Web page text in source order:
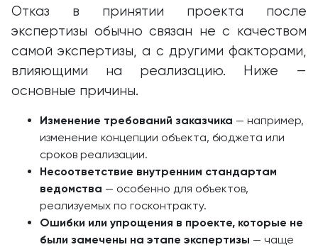
Отказ в принятии проекта после
экспертизы обычно связан не с качеством
самой экспертизы, а с другими факторами,
влияющими на реализацию. Ниже —
основные причины.
Изменение требований заказчика — например,
изменение концепции объекта, бюджета или
сроков реализации.
Несоответствие внутренним стандартам
ведомства — особенно для объектов,
реализуемых по госконтракту.
Ошибки или упрощения в проекте, которые не
были замечены на этапе экспертизы — чаще